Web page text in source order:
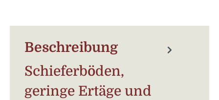
Beschreibung
Schieferböden,
geringe Ertäge und